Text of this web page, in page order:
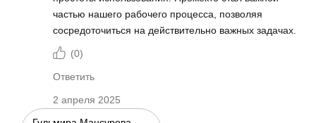
частью нашего рабочего процесса, позволяя
сосредоточиться на действительно важных задачах.
(0)
Ответить
2 апреля 2025